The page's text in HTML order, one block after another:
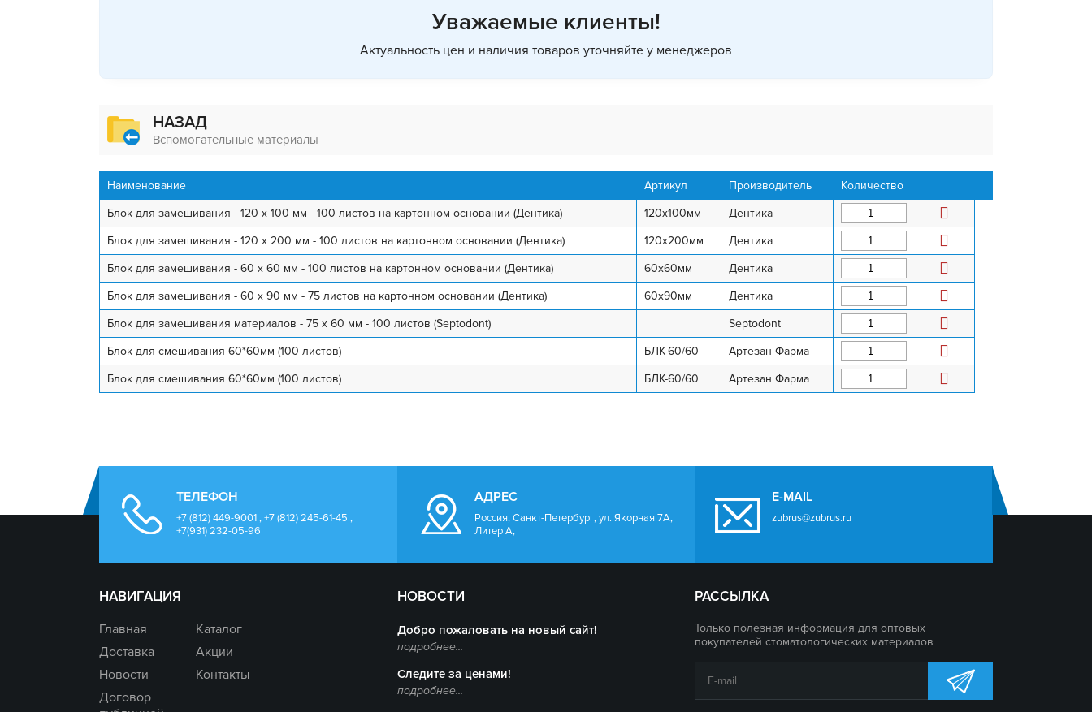
Уважаемые клиенты!
Актуальность цен и наличия товаров уточняйте у менеджеров
НАЗАД
Вспомогательные материалы
Наименование Артикул Производитель
Количество
Блок для замешивания - 120 х 100 мм - 100 листов на картонном основании (Дентика)
120х100мм
Дентика
Блок для замешивания - 120 х 200 мм - 100 листов на картонном основании (Дентика)
120х200мм
Дентика
Блок для замешивания - 60 х 60 мм - 100 листов на картонном основании (Дентика)
60х60мм
Дентика
Блок для замешивания - 60 х 90 мм - 75 листов на картонном основании (Дентика)
60х90мм
Дентика
Блок для замешивания материалов - 75 х 60 мм - 100 листов (Septodont)
Septodont
Блок для смешивания 60*60мм (100 листов)
БЛК-60/60
Артезан Фарма
Блок для смешивания 60*60мм (100 листов)
БЛК-60/60 Артезан Фарма
ТЕЛЕФОН
+7 (812) 449-9001 , +7 (812) 245-61-45 ,
+7(931) 232-05-96
АДРЕС
Россия, Санкт-Петербург, ул. Якорная 7А,
Литер А,
E-MAIL
zubrus@zubrus.ru
НАВИГАЦИЯ
Главная
Каталог
Доставка
Акции
Новости
Контакты
Договор
НОВОСТИ
Добро пожаловать на новый сайт!
подробнее...
Следите за ценами!
подробнее...
РАССЫЛКА
Только полезная информация для оптовых
покупателей стоматологических материалов